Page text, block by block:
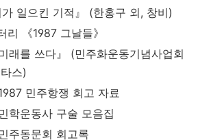
가 일으킨 기적』 (한홍구 외, 창비)
리 《1987 그날들》
래를 쓰다』 (민주화운동기념사업회
스)
민주항쟁 회고 자료
학운동사 구술 모음집
주동문회 회고록